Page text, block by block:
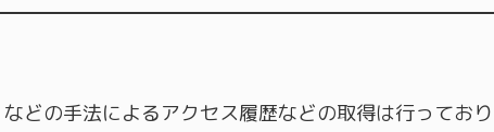
どの手法によるアクセス履歴などの取得は行ってお